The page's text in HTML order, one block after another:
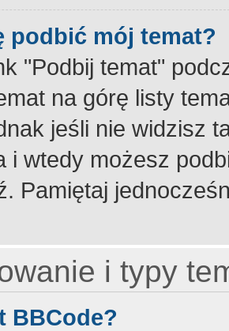
podbić mój temat?
"Podbij temat"
na górę listy
jeśli nie widzisz
i wtedy możesz
Pamiętaj
i typy
BBCode?